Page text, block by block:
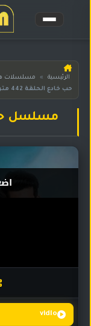
الرئيسية
مسلسلات
المترجمة
مسلسلات
مسلسلات
تركي
مسلسلات
الرئيسية » مسلسلات
حب خادع الحلقة 442 مترجمة
مسلسل حب
vidlo